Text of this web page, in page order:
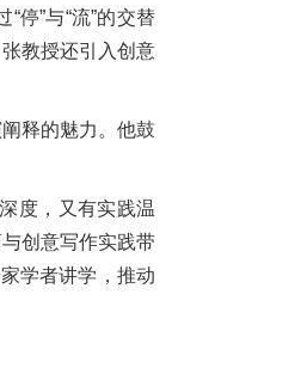
停”与“流”的交替
教授还引入创意
释的魅力。他鼓
度，又有实践温
创意写作实践带
学者讲学，推动